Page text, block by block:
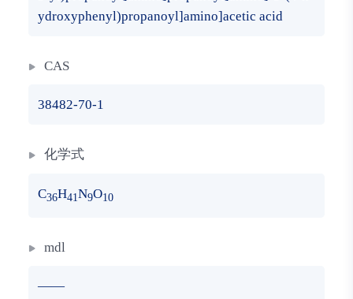
ydroxyphenyl)propanoyl]amino]acetic acid
CAS
38482-70-1
化学式
C36H41N9O10
mdl
——